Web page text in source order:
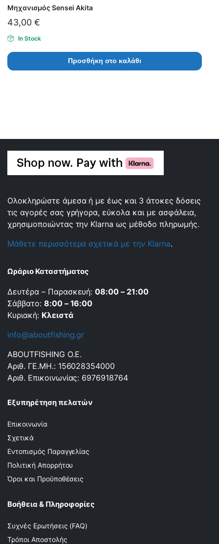
Μηχανισμός Sensei Akita
43,00 €
In Stock
Προσθήκη στο καλάθι
Ολοκληρώστε άμεσα ή με έως και 3 άτοκες δόσεις
τις αγορές σας γρήγορα, εύκολα και με ασφάλεια,
χρησιμοποιώντας την Klarna ως μέθοδο πληρωμής.
Μάθετε περισσότερα σχετικά με την Klarna.
Ωράριο Καταστήματος
Δευτέρα – Παρασκευή:08:00 – 21:00
Σάββατο: 8:00 – 16:00
Κυριακή: Κλειστά
info@aboutfishing.gr
ABOUTFISHING Ο.Ε.
Αριθ. ΓΕ.ΜΗ.: 156028354000
Αριθ. Επικοινωνίας: 6976918764
Εξυπηρέτηση πελατών
Επικοινωνία
Σχετικά
Εντοπισμός Παραγγελίας
Πολιτική Απορρήτου
Όροι και Προϋποθέσεις
Βοήθεια & Πληροφορίες
Συχνές Ερωτήσεις (FAQ)
Τρόποι Αποστολής